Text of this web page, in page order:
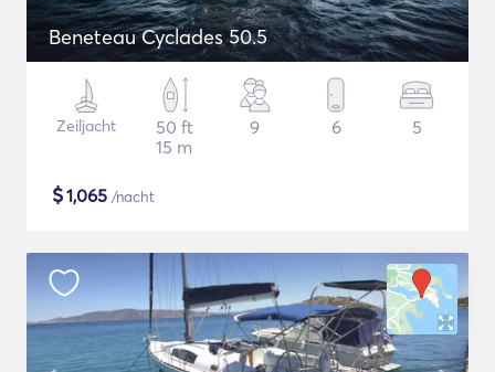
Beneteau Cyclades 50.5
Zeiljacht
50 ft
15 m
9 6 5
$1,065 /nacht